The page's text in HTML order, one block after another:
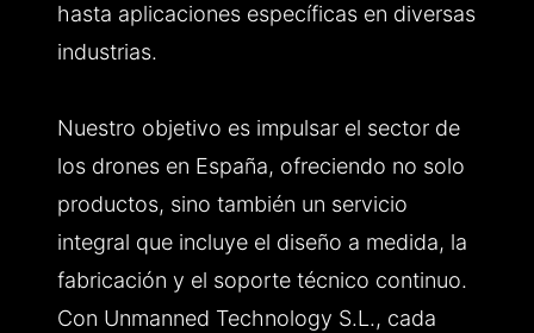
hasta aplicaciones específicas en diversas
industrias.
Nuestro objetivo es impulsar el sector de
los drones en España, ofreciendo no solo
productos, sino también un servicio
integral que incluye el diseño a medida, la
fabricación y el soporte técnico continuo.
Con Unmanned Technology S.L., cada